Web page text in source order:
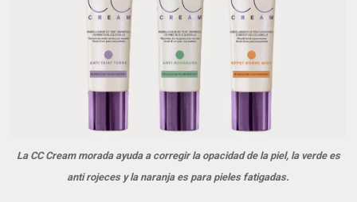
La CC Cream morada ayuda a corregir la opacidad de la piel, la verde es
anti rojeces y la naranja es para pieles fatigadas.